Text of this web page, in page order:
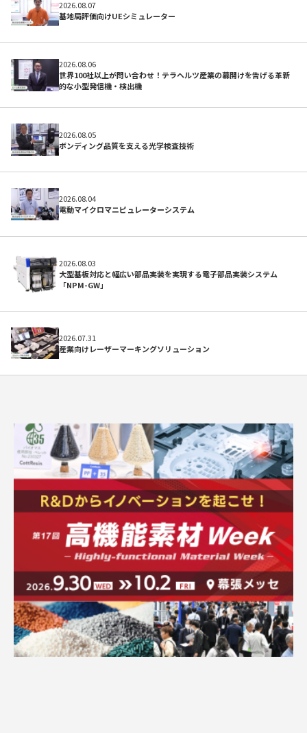
開発サポートのお願い
よくある質問
2026.08.07
基地局評価向けUEシミュレーター
2026.08.06
世界100社以上が問い合わせ！テラヘルツ産業の幕開けを告げる革新
的な小型発信機・検出機
2026.08.05
ボンディング品質を支える光学検査技術
2026.08.04
電動マイクロマニピュレーターシステム
2026.08.03
大型基板対応と幅広い部品実装を実現する電子部品実装システム
「NPM-GW」
2026.07.31
産業向けレーザーマーキングソリューション